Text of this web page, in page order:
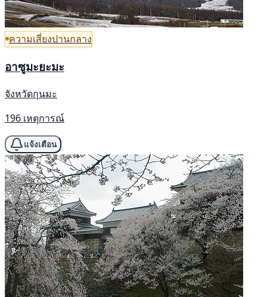
ความเสี่ยงปานกลาง
อาซูมะยะมะ
จังหวัดกุนมะ
196 เหตุการณ์
แจ้งเตือน